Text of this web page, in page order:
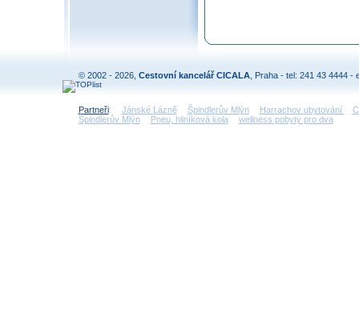
© 2002 - 2026, Cestovní kancelář CICALA , Praha - tel: 241 43 4444 -
Partneři: Jánské Lázně Špindlerův Mlýn Harrachov ubytování
Špindlerův Mlýn
Pneu, hliníková kola wellness pobyty pro dva